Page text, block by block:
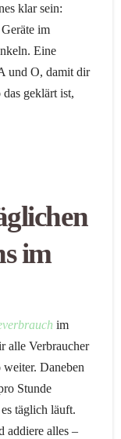
klar sein:
im
Eine
und O, damit dir
geklärt ist,
im
im
alle Verbraucher
Daneben
Stunde
täglich läuft.
addiere alles –